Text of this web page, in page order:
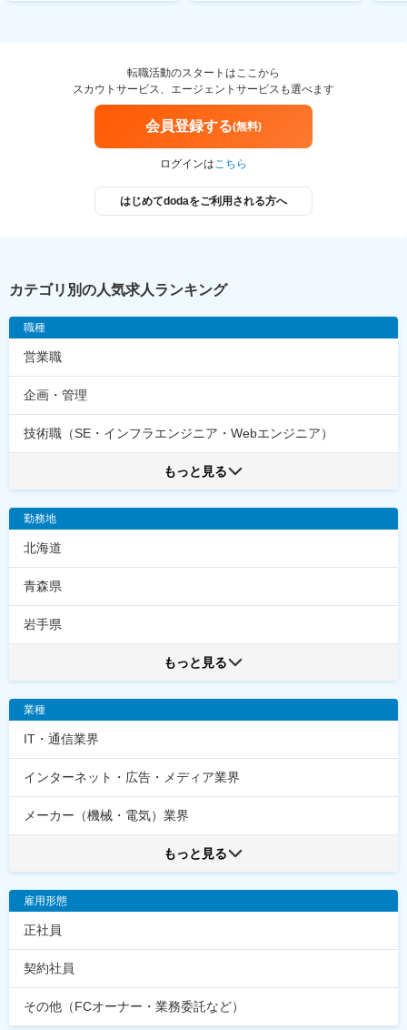
転職活動のスタートはここから
スカウトサービス、エージェントサービスも選べます
会員登録する(無料)
ログインはこちら
はじめてdodaをご利用される方へ
カテゴリ別の人気求人ランキング
職種
営業職
企画・管理
技術職（SE・インフラエンジニア・Webエンジニア）
もっと見る
勤務地
北海道
青森県
岩手県
もっと見る
業種
IT・通信業界
インターネット・広告・メディア業界
メーカー（機械・電気）業界
もっと見る
雇用形態
正社員
契約社員
その他（FCオーナー・業務委託など）